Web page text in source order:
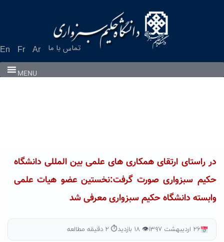
En Fr Ar تماس با ما
MENU
در راستای ارتقای همکاری های علمی بین المللی دانشگاه
حکیم سبزواری صورت گرفت:نخستین عضو هیات علمی
وابسته دانشگاه حکیم سبزواری معرفی شد
۲۶ اردیبهشت ۱۳۹۷ 👁 ۱۸ بازدید ⏱ ۲ دقیقه مطالعه